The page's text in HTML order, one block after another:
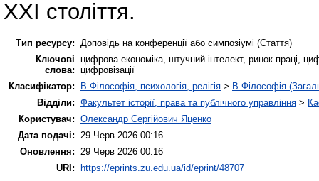
ХХІ століття.
Тип ресурсу:
Доповідь на конференції або симпозіумі (Стаття)
Ключові
слова:
цифрова економіка, штучний інтелект, ринок праці,
цифровізації
Класифікатор:
B Філософія, психологія, релігія > B Філософія
Відділи: Факультет історії, права та публічного управління >
Користувач: Олександр Сергійович Яценко
Дата подачі:
29 Черв 2026 00:16
Оновлення:
29 Черв 2026 00:16
URI: https://eprints.zu.edu.ua/id/eprint/48707